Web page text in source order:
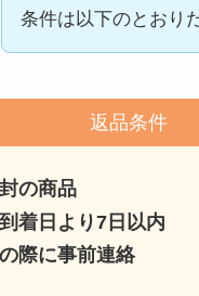
条件は以下のとおり
返品条件
の商品
着日より7日以内
際に事前連絡